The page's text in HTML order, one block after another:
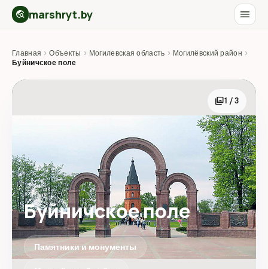
travel_explore marshryt.by menu
Главная › Объекты › Могилевская область › Могилёвский район ›
Буйничское поле
photo_library1 / 3
Буйничское поле
Памятники и монументы